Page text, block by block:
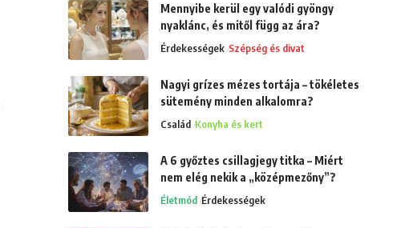
Mennyibe kerül egy valódi gyöngy
nyaklánc, és mitől függ az ára?
Érdekességek Szépség és divat
Nagyi grízes mézes tortája – tökéletes
sütemény minden alkalomra?
Család Konyha és kert
A 6 győztes csillagjegy titka – Miért
nem elég nekik a „középmezőny”?
Életmód Érdekességek